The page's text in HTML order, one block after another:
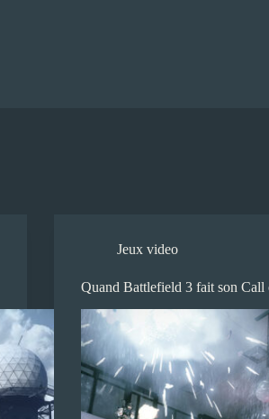
Jeux video
Quand Battlefield 3 fait son Call